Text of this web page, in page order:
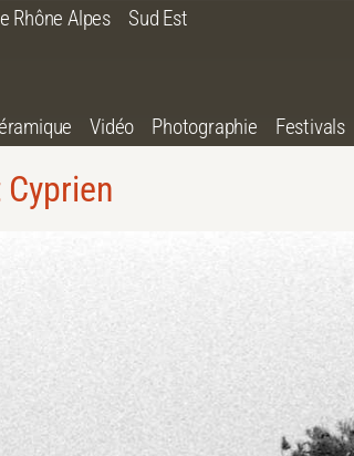
Rhône Alpes Sud Est
Vidéo Photographie Festivals